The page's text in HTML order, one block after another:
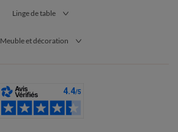
Linge de table
Meuble et décoration